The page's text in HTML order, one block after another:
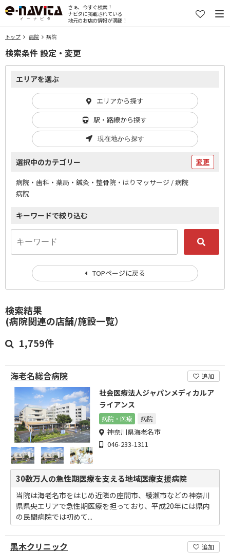
さぁ、今すぐ検索！
ナビタに掲載されている
地元のお店の情報が満載！
トップ 病院 病院
検索結果
(病院関連の店舗/施設一覧）
1,759件
海老名総合病院 追加
社会医療法人ジャパンメディカルア
ライアンス
病院・医療 病院
神奈川県海老名市
046-233-1311
30数万人の急性期医療を支える地域医療支援病院
当院は海老名市をはじめ近隣の座間市、綾瀬市などの神奈川
県県央エリアで急性期医療を担っており、平成20年には県内
の民間病院では初めて...
黒木クリニック 追加
検索条件 設定・変更
エリアを選ぶ
エリアから探す
駅・路線から探す
現在地から探す
選択中のカテゴリー 変更
病院・歯科・薬局・鍼灸・整骨院・はりマッサージ / 病院
病院
キーワードで絞り込む
TOPページに戻る